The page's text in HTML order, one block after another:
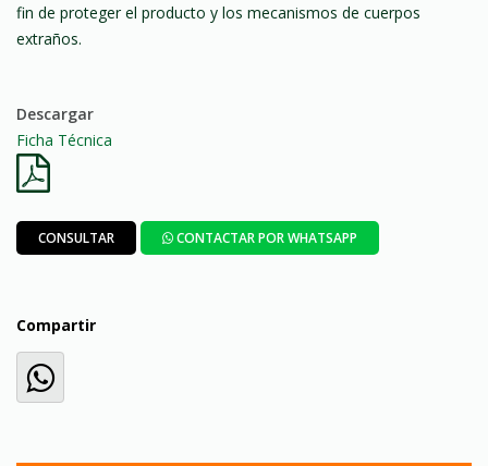
fin de proteger el producto y los mecanismos de cuerpos
extraños.
Descargar
Ficha Técnica
CONSULTAR CONTACTAR POR WHATSAPP
Compartir